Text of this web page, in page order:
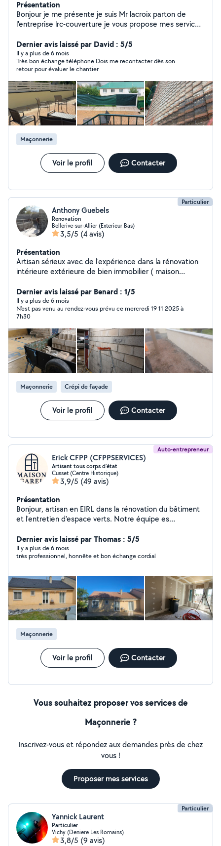
Présentation
Bonjour je me présente je suis Mr lacroix parton de
l'entreprise lrc-couverture je vous propose mes services
NETTOYAGE ; Hydrofuge ; PEINTURE toiture Façades
muret dallage Dessou de toi HABILLAGES ; PLANCHES
DE VIRE ; DESSOU DE TOI tole thermolaqué ; pvc
SCELLEMENT DE FAÎTAGE REMANIEMENT DE TUILES
TOITURE COMPLÈTE Tuiles ; bac acier ZINC
Remplacement de chéneau ZINC ; PLASTIQUE
j'effectue travaux avec camion nacelle.
Dernier avis laissé par David : 5/5
Il y a plus de 6 mois
Très bon échange téléphone Dois me recontacter dès son
retour pour évaluer le chantier
Maçonnerie
Voir le profil Contacter
Particulier
Anthony Guebels
Renovation
Bellerive-sur-Allier (Exterieur Bas)
3,5/5 (4 avis)
Présentation
Artisan sérieux avec de l'expérience dans la rénovation
intérieure extérieure de bien immobilier ( maison
Dernier avis laissé par Benard : 1/5
Il y a plus de 6 mois
N'est pas venu au rendez-vous prévu ce mercredi 19 11 2025 à
7h30
Maçonnerie Crépi de façade
Voir le profil Contacter
Auto-entrepreneur
Erick CFPP (CFPPSERVICES)
Artisant tous corps d'état
Cusset (Centre Historique)
3,9/5 (49 avis)
Présentation
Bonjour, artisan en EIRL dans la rénovation du bâtiment
et l'entretien d'espace verts. Notre équipe es
Décennale et RC Pro PEINTURE Application de
revêtement/placo/carrelage/papier peint CARRELAGE
Carrelage,faïence,pose de parquet et sol pvc
MEUNUISERIE réparation vitres/pose de porte et
fenêtre,installation de cuisine
ISOLATION/Aménagement Combles,cave,intérieur
extérieur cloison ENTRETIEN D'ESPACE VERTS
Tonte/débroussaillage/taille de haies. Forfait entretient
terrain à l'année à partir de 80euros/mois. NETOYAGE
Toiture façade débarras suite décès et autres.
MAÇONNERIE Mur de soutènement,
escalier,clôture,dalle,terrasse, extension Nous
travaillons essentiellement avec des agent immobilier,
de commandes et nous faire connaître auprès du
demande
Dernier avis laissé par Thomas : 5/5
Il y a plus de 6 mois
très professionnel, honnête et bon échange cordial
Maçonnerie
Voir le profil Contacter
Vous souhaitez proposer vos services de
Maçonnerie ?
Inscrivez-vous et répondez aux demandes près de chez
vous !
Proposer mes services
Particulier
Yannick Laurent
Particulier
Vichy (Deniere Les Romains)
3,8/5 (9 avis)